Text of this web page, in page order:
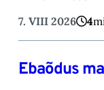
7. VIII 2026 4
Ebaõdus